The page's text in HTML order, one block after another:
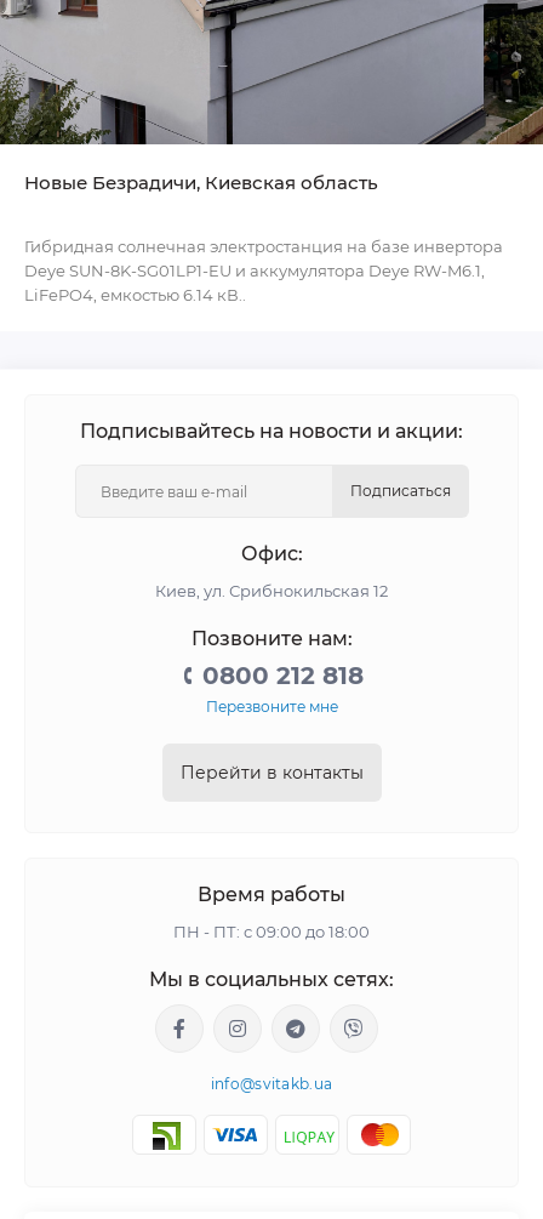
Новые Безрадичи, Киевская область
Гибридная солнечная электростанция на базе инвертора
Deye SUN-8K-SG01LP1-EU и аккумулятора Deye RW-M6.1,
LiFePO4, емкостью 6.14 кВ..
Подписывайтесь на новости и акции:
Подписаться
Офис:
Киев, ул. Срибнокильская 12
Позвоните нам:
0800 212 818
Перезвоните мне
Перейти в контакты
Время работы
ПН - ПТ: с 09:00 до 18:00
Мы в социальных сетях:
info@svitakb.ua